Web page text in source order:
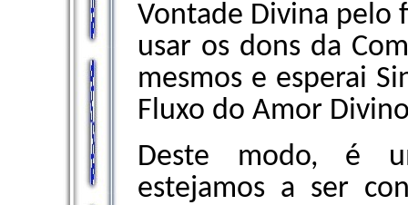
Vontade Divina pelo
usar os dons da
mesmos e esperai
Fluxo do Amor
Deste modo, é
estejamos a ser